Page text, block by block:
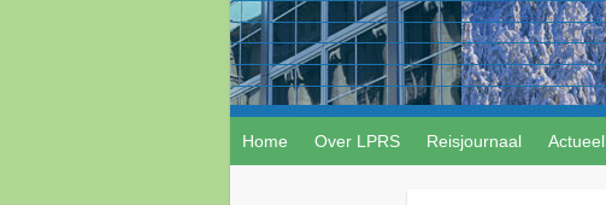
Home Over LPRS Reisjournaal Actueel